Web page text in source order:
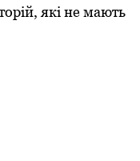
які не мають